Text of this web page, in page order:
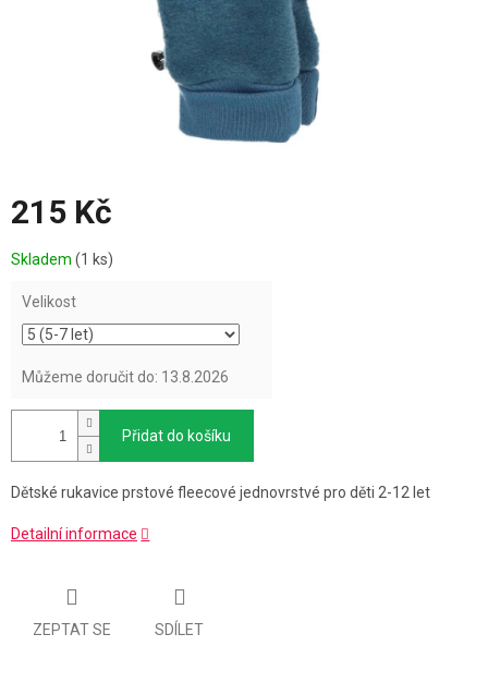
215 Kč
cena:
Skladem (1 ks)
Velikost
Můžeme doručit do: 13.8.2026
Přidat do košíku
Dětské rukavice prstové fleecové jednovrstvé pro děti 2-12 let
Detailní informace
ZEPTAT SE SDÍLET